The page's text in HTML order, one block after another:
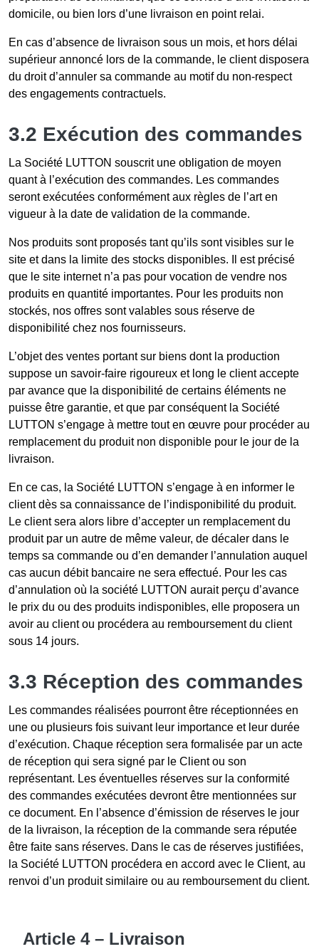
domicile, ou bien lors d’une livraison en point relai.
En cas d’absence de livraison sous un mois, et hors délai
supérieur annoncé lors de la commande, le client disposera
du droit d’annuler sa commande au motif du non-respect
des engagements contractuels.
3.2 Exécution des commandes
La Société LUTTON souscrit une obligation de moyen
quant à l’exécution des commandes. Les commandes
seront exécutées conformément aux règles de l’art en
vigueur à la date de validation de la commande.
Nos produits sont proposés tant qu’ils sont visibles sur le
site et dans la limite des stocks disponibles. Il est précisé
que le site internet n’a pas pour vocation de vendre nos
produits en quantité importantes. Pour les produits non
stockés, nos offres sont valables sous réserve de
disponibilité chez nos fournisseurs.
L’objet des ventes portant sur biens dont la production
suppose un savoir-faire rigoureux et long le client accepte
par avance que la disponibilité de certains éléments ne
puisse être garantie, et que par conséquent la Société
LUTTON s’engage à mettre tout en œuvre pour procéder au
remplacement du produit non disponible pour le jour de la
livraison.
En ce cas, la Société LUTTON s’engage à en informer le
client dès sa connaissance de l’indisponibilité du produit.
Le client sera alors libre d’accepter un remplacement du
produit par un autre de même valeur, de décaler dans le
temps sa commande ou d’en demander l’annulation auquel
cas aucun débit bancaire ne sera effectué. Pour les cas
d’annulation où la société LUTTON aurait perçu d’avance
le prix du ou des produits indisponibles, elle proposera un
avoir au client ou procédera au remboursement du client
sous 14 jours.
3.3 Réception des commandes
Les commandes réalisées pourront être réceptionnées en
une ou plusieurs fois suivant leur importance et leur durée
d’exécution. Chaque réception sera formalisée par un acte
de réception qui sera signé par le Client ou son
représentant. Les éventuelles réserves sur la conformité
des commandes exécutées devront être mentionnées sur
ce document. En l’absence d’émission de réserves le jour
de la livraison, la réception de la commande sera réputée
être faite sans réserves. Dans le cas de réserves justifiées,
la Société LUTTON procédera en accord avec le Client, au
renvoi d’un produit similaire ou au remboursement du client.
Article 4 – Livraison